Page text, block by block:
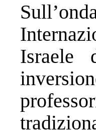
Israele